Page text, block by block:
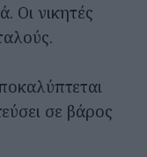
Οι νικητές
σε βάρος